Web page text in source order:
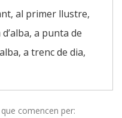
al primer llustre,
a punta de
a trenc de dia,
comencen per: